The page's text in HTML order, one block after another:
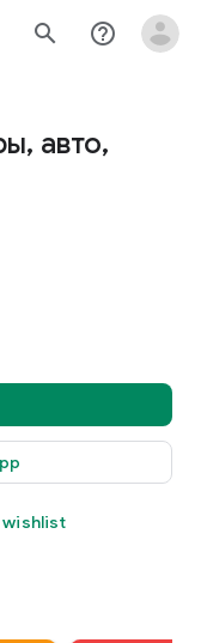
search help_outline
авто,